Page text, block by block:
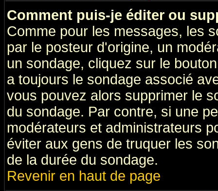
Comment puis-je éditer ou
Comme pour les messages, les
par le posteur d'origine, un
un sondage, cliquez sur le
a toujours le sondage associé
vous pouvez alors supprimer le
du sondage. Par contre, si une
modérateurs et administrateurs
éviter aux gens de truquer les
de la durée du sondage.
Revenir en haut de page